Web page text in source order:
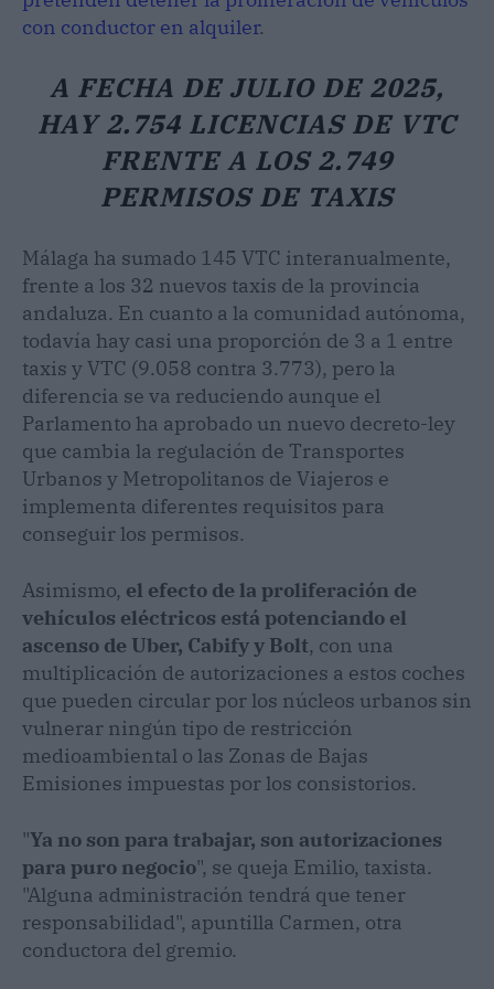
con conductor en alquiler.
A FECHA DE JULIO DE 2025,
HAY 2.754 LICENCIAS DE VTC
FRENTE A LOS 2.749
PERMISOS DE TAXIS
Málaga ha sumado 145 VTC interanualmente,
frente a los 32 nuevos taxis de la provincia
andaluza. En cuanto a la comunidad autónoma,
todavía hay casi una proporción de 3 a 1 entre
taxis y VTC (9.058 contra 3.773), pero la
diferencia se va reduciendo aunque el
Parlamento ha aprobado un nuevo decreto-ley
que cambia la regulación de Transportes
Urbanos y Metropolitanos de Viajeros e
implementa diferentes requisitos para
conseguir los permisos.
Asimismo, el efecto de la proliferación de
vehículos eléctricos está potenciando el
ascenso de Uber, Cabify y Bolt, con una
multiplicación de autorizaciones a estos coches
que pueden circular por los núcleos urbanos sin
vulnerar ningún tipo de restricción
medioambiental o las Zonas de Bajas
Emisiones impuestas por los consistorios.
"Ya no son para trabajar, son autorizaciones
para puro negocio", se queja Emilio, taxista.
"Alguna administración tendrá que tener
responsabilidad", apuntilla Carmen, otra
conductora del gremio.